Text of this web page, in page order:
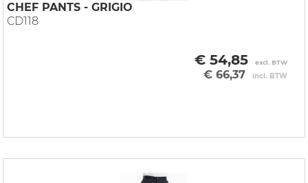
CHEF PANTS - GRIGIO
CD118
€ 54,85 excl. BTW
€ 66,37 incl. BTW